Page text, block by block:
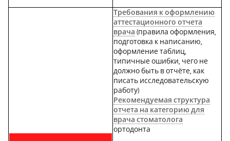
Требования к оформлению
аттестационного отчета
врача (правила оформления,
подготовка к написанию,
оформление таблиц,
типичные ошибки, чего не
должно быть в отчёте, как
писать исследовательскую
работу)
Рекомендуемая структура
отчета на категорию для
врача стоматолога
ортодонта